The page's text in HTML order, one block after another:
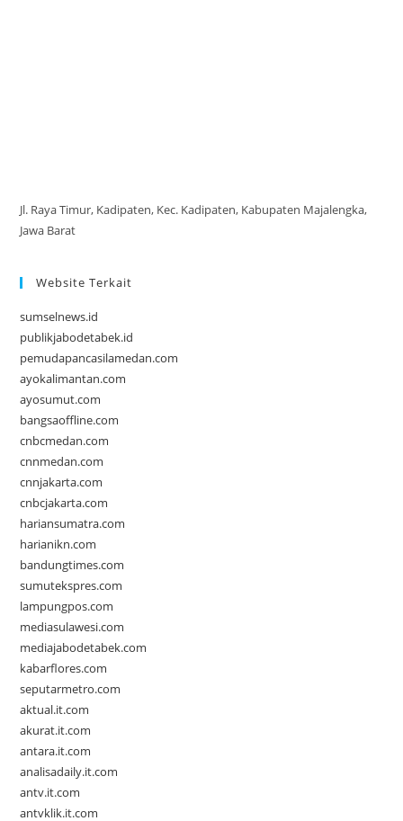
Jl. Raya Timur, Kadipaten, Kec. Kadipaten, Kabupaten Majalengka,
Jawa Barat
Website Terkait
sumselnews.id
publikjabodetabek.id
pemudapancasilamedan.com
ayokalimantan.com
ayosumut.com
bangsaoffline.com
cnbcmedan.com
cnnmedan.com
cnnjakarta.com
cnbcjakarta.com
hariansumatra.com
harianikn.com
bandungtimes.com
sumutekspres.com
lampungpos.com
mediasulawesi.com
mediajabodetabek.com
kabarflores.com
seputarmetro.com
aktual.it.com
akurat.it.com
antara.it.com
analisadaily.it.com
antv.it.com
antvklik.it.com